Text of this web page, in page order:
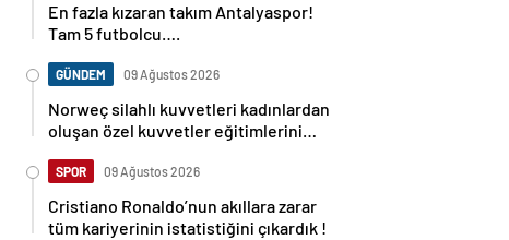
En fazla kızaran takım Antalyaspor!
Tam 5 futbolcu….
GÜNDEM 09 Ağustos 2026
Norweç silahlı kuvvetleri kadınlardan
oluşan özel kuvvetler eğitimlerini
SPOR 09 Ağustos 2026
Cristiano Ronaldo’nun akıllara zarar
tüm kariyerinin istatistiğini çıkardık !